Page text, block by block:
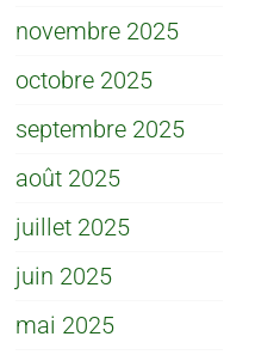
novembre 2025
octobre 2025
septembre 2025
août 2025
juillet 2025
juin 2025
mai 2025